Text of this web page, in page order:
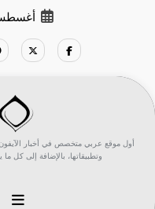
أغسطس 7,
أول موقع عربي متخصص في أخبار الآيفون
وتطبيقاتها، بالإضافة إلى كل